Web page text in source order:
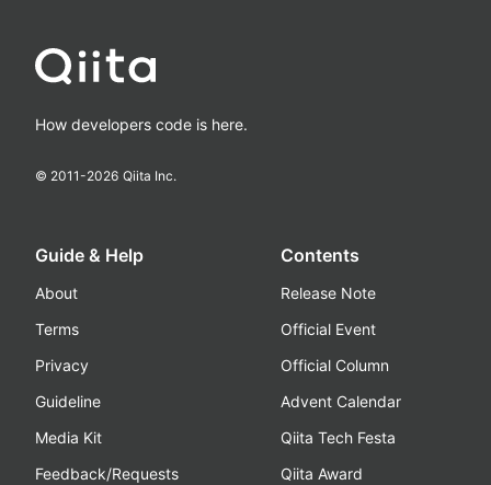
How developers code is here.
© 2011-2026 Qiita Inc.
Guide & Help
About
Terms
Privacy
Guideline
Media Kit
Feedback/Requests
Contents
Release Note
Official Event
Official Column
Advent Calendar
Qiita Tech Festa
Qiita Award